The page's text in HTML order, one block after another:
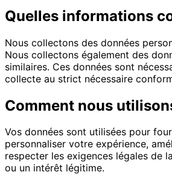
Quelles informations
Nous collectons des données
Nous collectons également des
similaires. Ces données sont
collecte au strict nécessaire
Comment nous
Vos données sont utilisées pour
personnaliser votre expérience,
respecter les exigences légales de
ou un intérêt légitime.